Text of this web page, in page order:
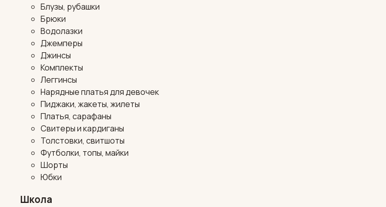
Блузы, рубашки
Брюки
Водолазки
Джемперы
Джинсы
Комплекты
Леггинсы
Нарядные платья для девочек
Пиджаки, жакеты, жилеты
Платья, сарафаны
Свитеры и кардиганы
Толстовки, свитшоты
Футболки, топы, майки
Шорты
Юбки
Школа